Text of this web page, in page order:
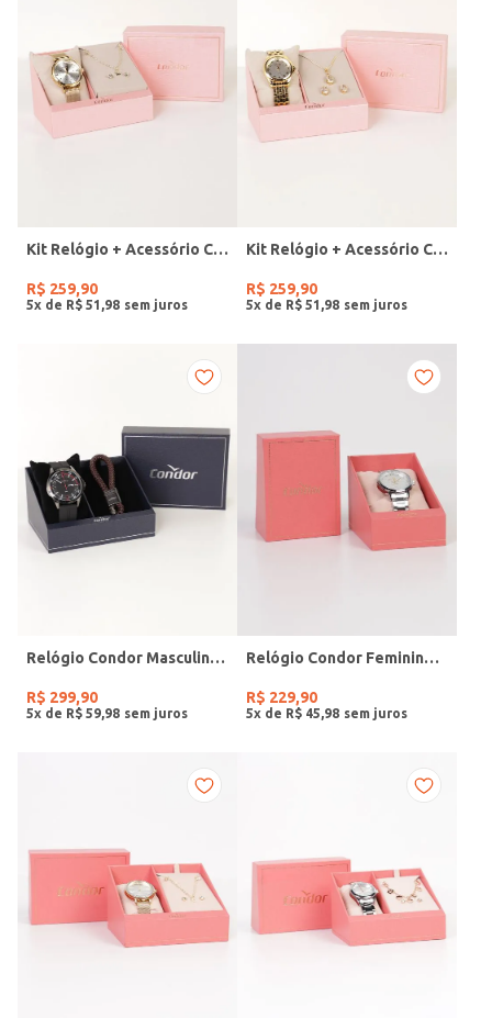
Kit Relógio + Acessório Condor Feminino DOURADO
R$ 259,90
5x de R$ 51 98
Kit Relógio + Acessório Condor Feminino DOURADO
R$ 259,90
5x de R$ 51 98
Relógio Condor Masculino PRETO
R$ 299,90
5x de R$ 59 98
Relógio Condor Feminino PRATA
R$ 229,90
5x de R$ 45 98